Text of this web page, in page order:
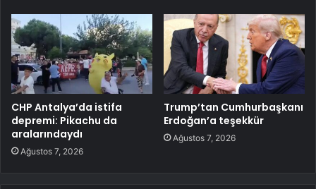
CHP Antalya’da istifa
depremi: Pikachu da
aralarındaydı
Ağustos 7, 2026
Trump’tan Cumhurbaşkanı
Erdoğan’a teşekkür
Ağustos 7, 2026